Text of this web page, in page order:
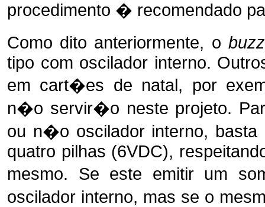
procedimento � recomendado
Como dito anteriormente, o
tipo com oscilador interno.
em cart�es de natal, por
n�o servir�o neste projeto.
ou n�o oscilador interno,
quatro pilhas (6VDC),
mesmo. Se este emitir um
oscilador interno, mas se o